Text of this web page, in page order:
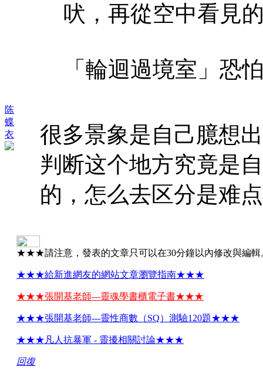
陈
蝶
衣
吠，再從空中看見
「輪迴過境室」恐
很多景象是自己臆想
判断这个地方究竟是
的，怎么去区分是难
★★★請注意，發表的文章只可以在30分鐘以內修改與編
★★★給新進網友的網站文章瀏覽指南★★★
★★★張開基老師---靈魂學書櫃電子書★★★
★★★張開基老師---靈性商數（SQ）測驗120題★★★
★★★凡人抗暴軍 - 靈擾相關討論★★★
回復